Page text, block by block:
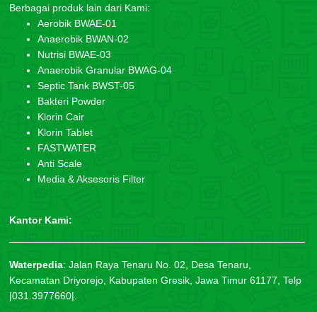
Berbagai produk lain dari Kami:
Aerobik BWAE-01
Anaerobik BWAN-02
Nutrisi BWAE-03
Anaerobik Granular BWAG-04
Septic Tank BWST-05
Bakteri Powder
Klorin Cair
Klorin Tablet
FASTWATER
Anti Scale
Media & Aksesoris Filter
Kantor Kami:
Waterpedia: Jalan Raya Tenaru No. 02, Desa Tenaru,
Kecamatan Driyorejo, Kabupaten Gresik, Jawa Timur 61177, Telp
|031.3977660|.